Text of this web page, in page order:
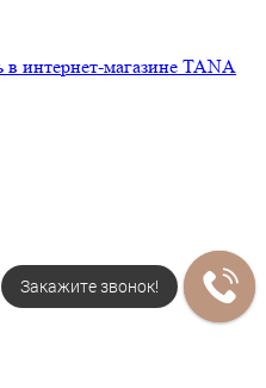
Закажите звонок!